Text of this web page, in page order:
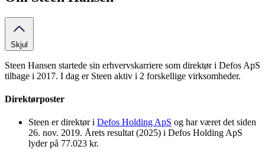
Skjul
Steen Hansen startede sin erhvervskarriere som direktør i Defos ApS
tilbage i 2017. I dag er Steen aktiv i 2 forskellige virksomheder.
Direktørposter
Steen er direktør i Defos Holding ApS og har været det siden
26. nov. 2019. Årets resultat (2025) i Defos Holding ApS
lyder på 77.023 kr.